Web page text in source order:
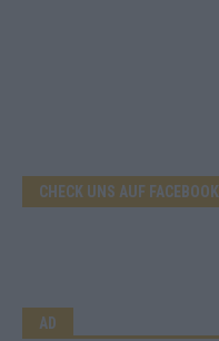
CHECK UNS AUF FACEBOOK
AD